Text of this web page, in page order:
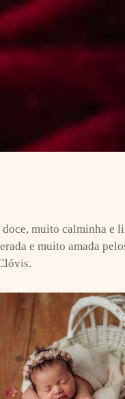
doce, muito calminha e
e muito amada